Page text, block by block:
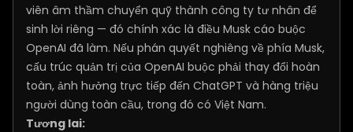
viên âm thầm chuyển quỹ thành công ty tư nhân để
sinh lời riêng — đó chính xác là điều Musk cáo buộc
OpenAI đã làm. Nếu phán quyết nghiêng về phía Musk,
cấu trúc quản trị của OpenAI buộc phải thay đổi hoàn
toàn, ảnh hưởng trực tiếp đến ChatGPT và hàng triệu
người dùng toàn cầu, trong đó có Việt Nam.
Tương lai: